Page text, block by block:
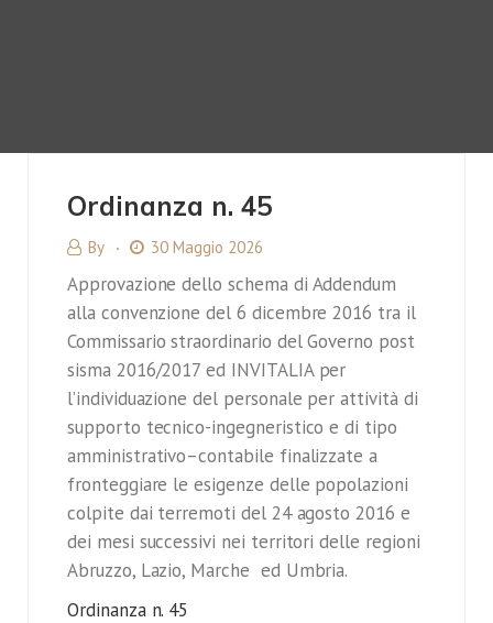
Ordinanza n. 45
By 30 Maggio 2026
Approvazione dello schema di Addendum
alla convenzione del 6 dicembre 2016 tra il
Commissario straordinario del Governo post
sisma 2016/2017 ed INVITALIA per
l’individuazione del personale per attività di
supporto tecnico-ingegneristico e di tipo
amministrativo–contabile finalizzate a
fronteggiare le esigenze delle popolazioni
colpite dai terremoti del 24 agosto 2016 e
dei mesi successivi nei territori delle regioni
Abruzzo, Lazio, Marche ed Umbria.
Ordinanza n. 45